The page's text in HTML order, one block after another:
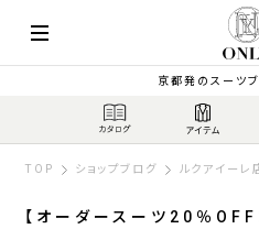
京都発のスーツ
TOP ショップブログ ルクアイーレ
【オーダースーツ20％OFF